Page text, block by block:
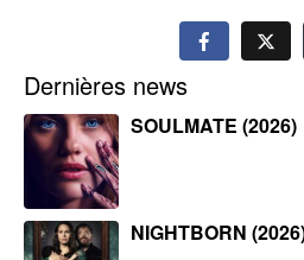
Dernières news
SOULMATE (2026)
NIGHTBORN